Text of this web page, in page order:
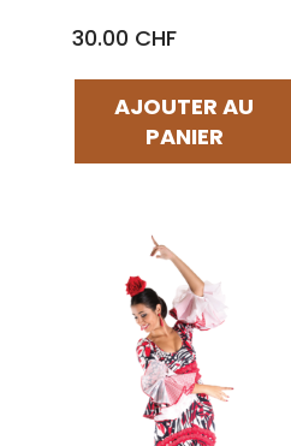
30.00 CHF
AJOUTER AU
PANIER
Par défaut